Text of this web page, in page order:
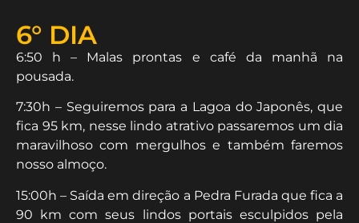
6° DIA
6:50 h – Malas prontas e café da manhã na
pousada.
7:30h – Seguiremos para a Lagoa do Japonês, que
fica 95 km, nesse lindo atrativo passaremos um dia
maravilhoso com mergulhos e também faremos
nosso almoço.
15:00h – Saída em direção a Pedra Furada que fica a
90 km com seus lindos portais esculpidos pela